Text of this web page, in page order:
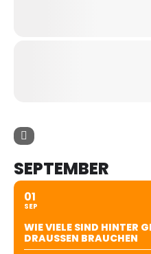
SEPTEMBER
01
SEP
WIE VIELE SIND HINTER
DRAUSSEN BRAUCHEN